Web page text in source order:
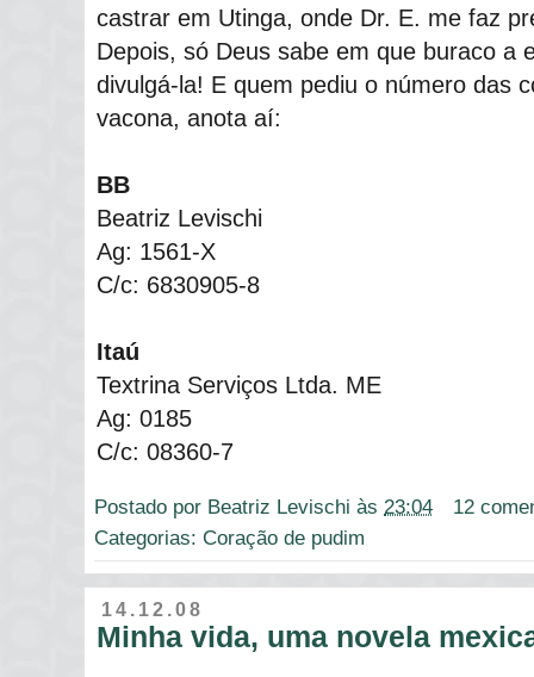
castrar em Utinga, onde Dr. E. me faz
Depois, só Deus sabe em que buraco a
divulgá-la! E quem pediu o número das
vacona, anota aí:
BB
Beatriz Levischi
Ag: 1561-X
C/c: 6830905-8
Itaú
Textrina Serviços Ltda. ME
Ag: 0185
C/c: 08360-7
Postado por Beatriz Levischi às 23:04
12
Categorias: Coração de pudim
14.12.08
Minha vida, uma novela